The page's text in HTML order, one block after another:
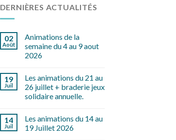
DERNIÈRES ACTUALITÉS
02
Août
Animations de la
semaine du 4 au 9 aout
2026
19
Juil
Les animations du 21 au
26 juillet + braderie jeux
solidaire annuelle.
14
Juil
Les animations du 14 au
19 Juillet 2026